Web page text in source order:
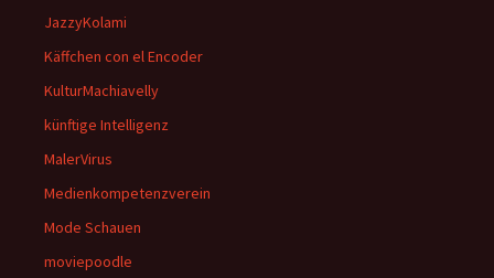
JazzyKolami
Käffchen con el Encoder
KulturMachiavelly
künftige Intelligenz
MalerVirus
Medienkompetenzverein
Mode Schauen
moviepoodle